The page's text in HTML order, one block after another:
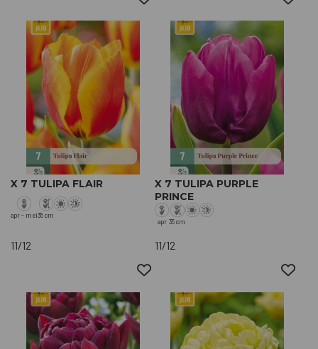
X 7 TULIPA FLAIR
apr - mei35 cm
11/12
X 7 TULIPA PURPLE
PRINCE
apr 35 cm
11/12